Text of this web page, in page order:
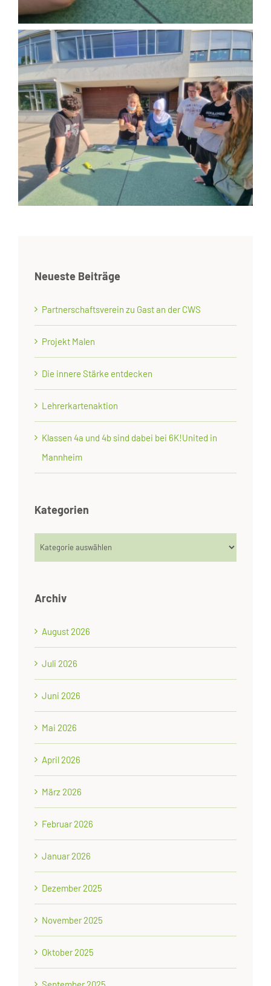
Neueste Beiträge
Partnerschaftsverein zu Gast an der CWS
Projekt Malen
Die innere Stärke entdecken
Lehrerkartenaktion
Klassen 4a und 4b sind dabei bei 6K!United in
Mannheim
Kategorien
Kategorien
Archiv
August 2026
Juli 2026
Juni 2026
Mai 2026
April 2026
März 2026
Februar 2026
Januar 2026
Dezember 2025
November 2025
Oktober 2025